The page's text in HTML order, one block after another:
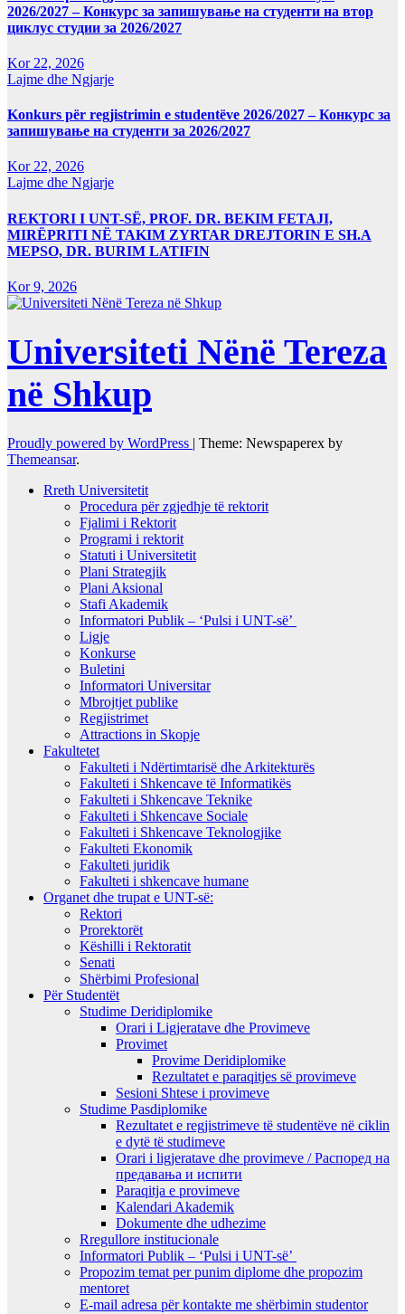
2026/2027 – Конкурс за запишување на студенти на втор
циклус студии за 2026/2027
Kor 22, 2026
Lajme dhe Ngjarje
Konkurs për regjistrimin e studentëve 2026/2027 – Конкурс за
запишување на студенти за 2026/2027
Kor 22, 2026
Lajme dhe Ngjarje
REKTORI I UNT-SË, PROF. DR. BEKIM FETAJI,
MIRËPRITI NË TAKIM ZYRTAR DREJTORIN E SH.A
MEPSO, DR. BURIM LATIFIN
Kor 9, 2026
Universiteti Nënë Tereza
në Shkup
Proudly powered by WordPress | Theme: Newspaperex by
Themeansar.
Rreth Universitetit
Procedura për zgjedhje të rektorit
Fjalimi i Rektorit
Programi i rektorit
Statuti i Universitetit
Plani Strategjik
Plani Aksional
Stafi Akademik
Informatori Publik – ‘Pulsi i UNT-së’
Ligje
Konkurse
Buletini
Informatori Universitar
Mbrojtjet publike
Regjistrimet
Attractions in Skopje
Fakultetet
Fakulteti i Ndërtimtarisë dhe Arkitekturës
Fakulteti i Shkencave të Informatikës
Fakulteti i Shkencave Teknike
Fakulteti i Shkencave Sociale
Fakulteti i Shkencave Teknologjike
Fakulteti Ekonomik
Fakulteti juridik
Fakulteti i shkencave humane
Organet dhe trupat e UNT-së:
Rektori
Prorektorët
Këshilli i Rektoratit
Senati
Shërbimi Profesional
Për Studentët
Studime Deridiplomike
Orari i Ligjeratave dhe Provimeve
Provimet
Provime Deridiplomike
Rezultatet e paraqitjes së provimeve
Sesioni Shtese i provimeve
Studime Pasdiplomike
Rezultatet e regjistrimeve të studentëve në ciklin
e dytë të studimeve
Orari i ligjeratave dhe provimeve / Распоред на
предавањa и испити
Paraqitja e provimeve
Kalendari Akademik
Dokumente dhe udhezime
Rregullore institucionale
Informatori Publik – ‘Pulsi i UNT-së’
Propozim temat per punim diplome dhe propozim
mentoret
E-mail adresa për kontakte me shërbimin studentor